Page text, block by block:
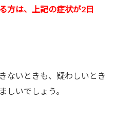
方は、上記の症状が2日
ないときも、疑わしいとき
しいでしょう。